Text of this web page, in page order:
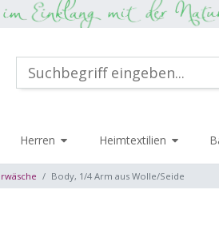
Herren Heimtextilien
Body, 1/4 Arm aus Wolle/Seide